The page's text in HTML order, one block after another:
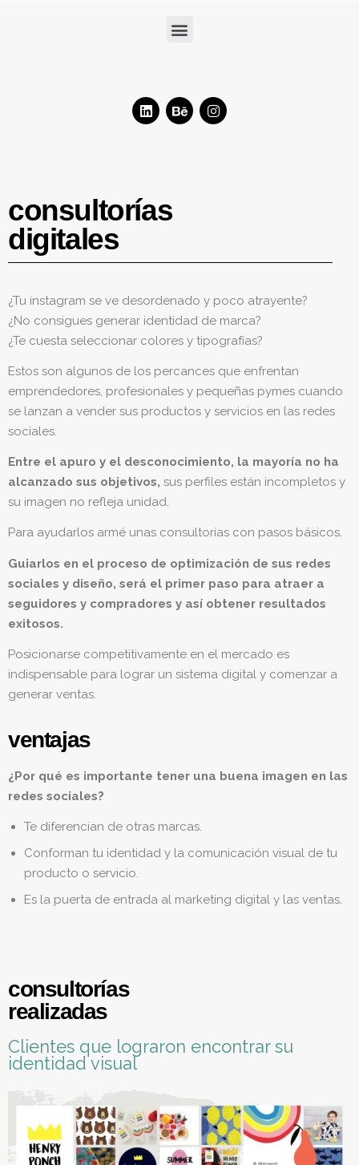
consultorías
digitales
¿Tu instagram se ve desordenado y poco atrayente?
¿No consigues generar identidad de marca?
¿Te cuesta seleccionar colores y tipografías?
Estos son algunos de los percances que enfrentan
emprendedores, profesionales y pequeñas pymes cuando
se lanzan a vender sus productos y servicios en las redes
sociales.
Entre el apuro y el desconocimiento, la mayoría no ha
alcanzado sus objetivos, sus perfiles están incompletos y
su imagen no refleja unidad.
Para ayudarlos armé unas consultorías con pasos básicos.
Guiarlos en el proceso de optimización de sus redes
sociales y diseño, será el primer paso para atraer a
seguidores y compradores y así obtener resultados
exitosos.
Posicionarse competitivamente en el mercado es
indispensable para lograr un sistema digital y comenzar a
generar ventas.
ventajas
¿Por qué es importante tener una buena imagen en las
redes sociales?
Te diferencian de otras marcas.
Conforman tu identidad y la comunicación visual de tu
producto o servicio.
Es la puerta de entrada al marketing digital y las ventas.
consultorías
realizadas
Clientes que lograron encontrar su
identidad visual